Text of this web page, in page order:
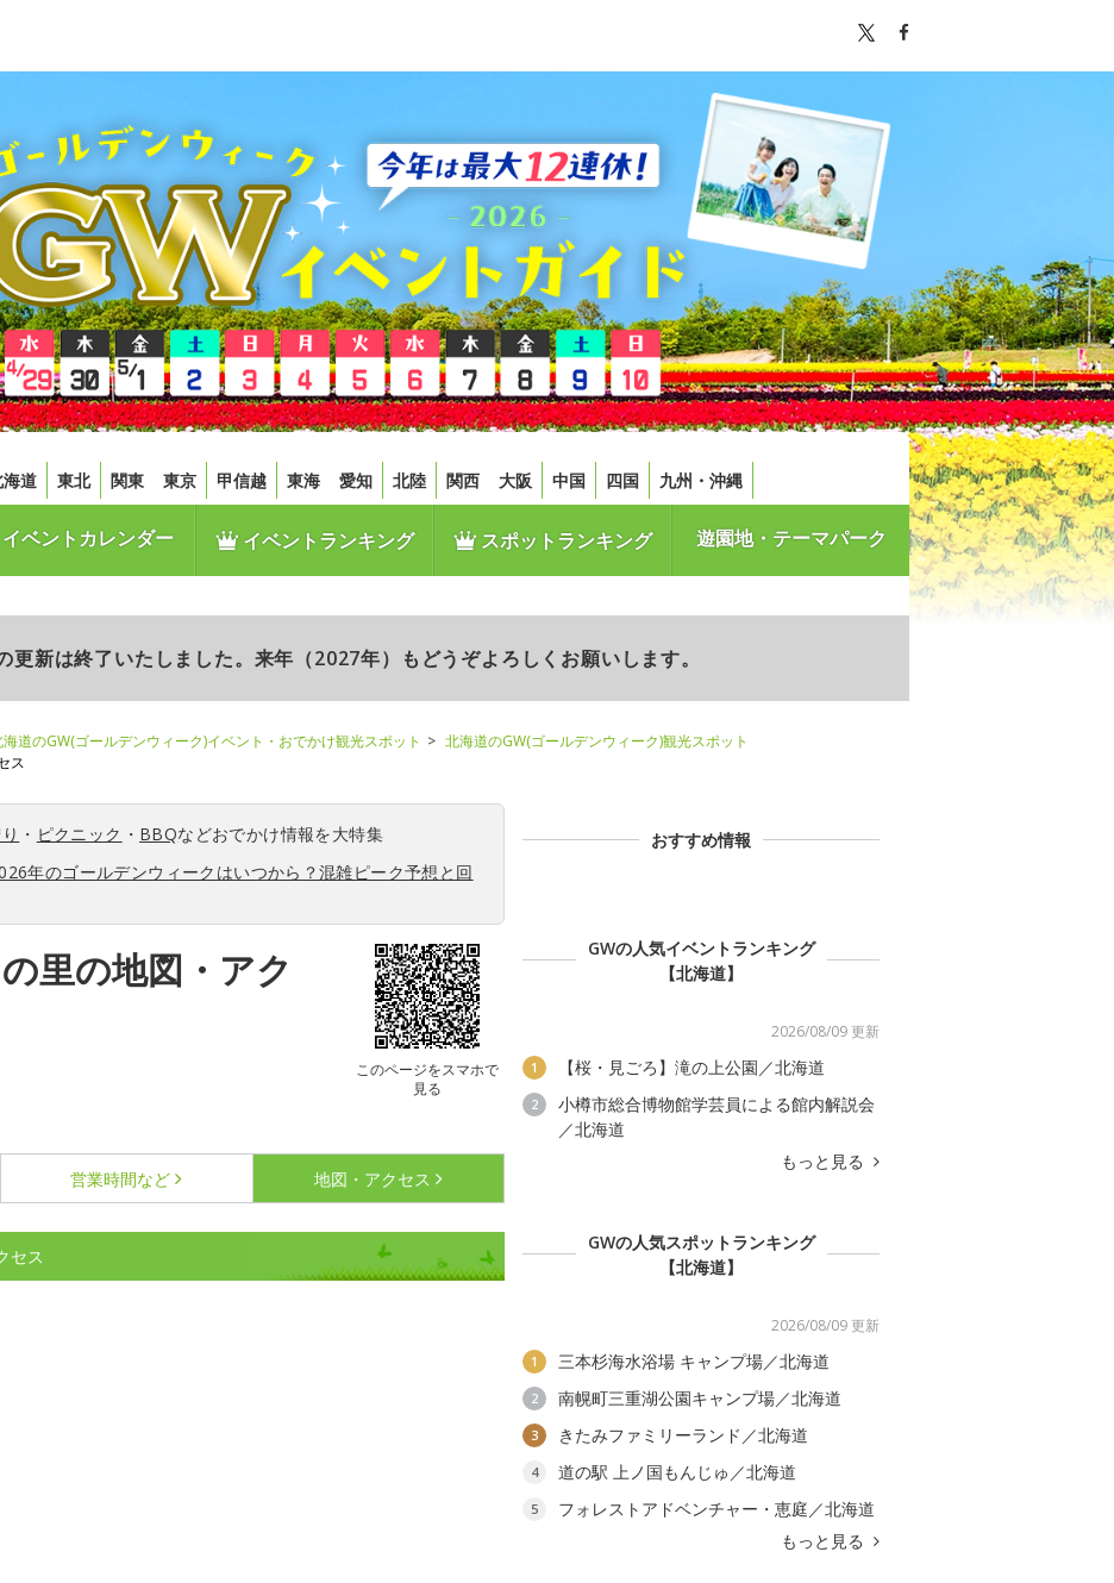
道 東北 関東 東京 甲信越 東海 愛知 北陸 関西 大阪 中国 四国 九州・沖縄
ベントカレンダー イベントランキング スポットランキング 遊園地・テーマパーク
更新は終了いたしました。来年（2027年）もどうぞよろしくお願いします。
海道のGW(ゴールデンウィーク)イベント・おでかけ観光スポット
北海道のGW(ゴールデンウィーク)観光スポット
ス
・ ピクニック ・ BBQなどおでかけ情報を大特集
年のゴールデンウィークはいつから？混雑ピーク予想と回
里の地図・アク
このページをスマホで
見る
営業時間など 地図・アクセス
セス
おすすめ情報
GWの人気イベントランキング
【北海道】
2026/08/09 更新
1 【桜・見ごろ】滝の上公園／北海道
2
小樽市総合博物館学芸員による館内解説会
／北海道
もっと見る
GWの人気スポットランキング
【北海道】
2026/08/09 更新
1 三本杉海水浴場 キャンプ場／北海道
2 南幌町三重湖公園キャンプ場／北海道
3 きたみファミリーランド／北海道
4 道の駅 上ノ国もんじゅ／北海道
5
フォレストアドベンチャー・恵庭／北海道
もっと見る